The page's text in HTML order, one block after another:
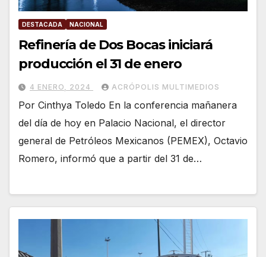
DESTACADA NACIONAL
Refinería de Dos Bocas iniciará
producción el 31 de enero
4 ENERO, 2024 ACRÓPOLIS MULTIMEDIOS
Por Cinthya Toledo En la conferencia mañanera
del día de hoy en Palacio Nacional, el director
general de Petróleos Mexicanos (PEMEX), Octavio
Romero, informó que a partir del 31 de…